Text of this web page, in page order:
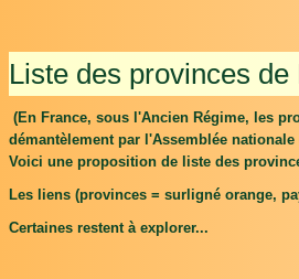
Liste des provinces de
(En France, sous l'Ancien Régime, les
démantèlement par l'Assemblée
Voici une proposition de liste des
Les liens (provinces = surligné orange,
Certaines restent à explorer...